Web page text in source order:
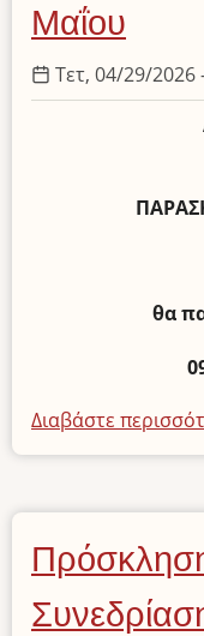
Μαΐου
Τετ, 04/29/2026
θα
Διαβάστε